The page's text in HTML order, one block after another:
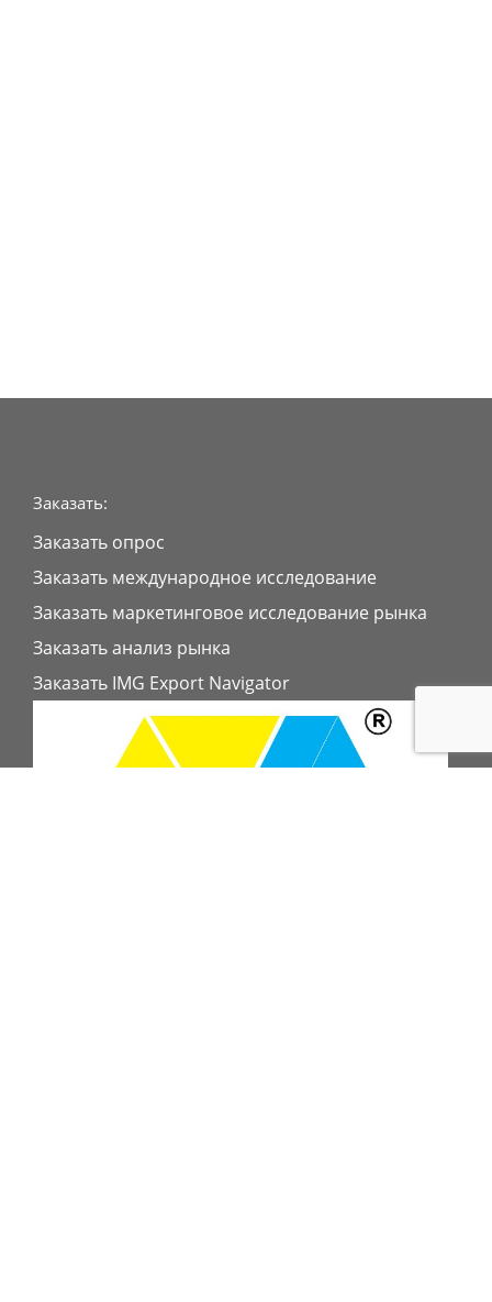
Заказать:
Заказать опрос
Заказать международное исследование
Заказать маркетинговое исследование рынка
Заказать анализ рынка
Заказать IMG Export Navigator